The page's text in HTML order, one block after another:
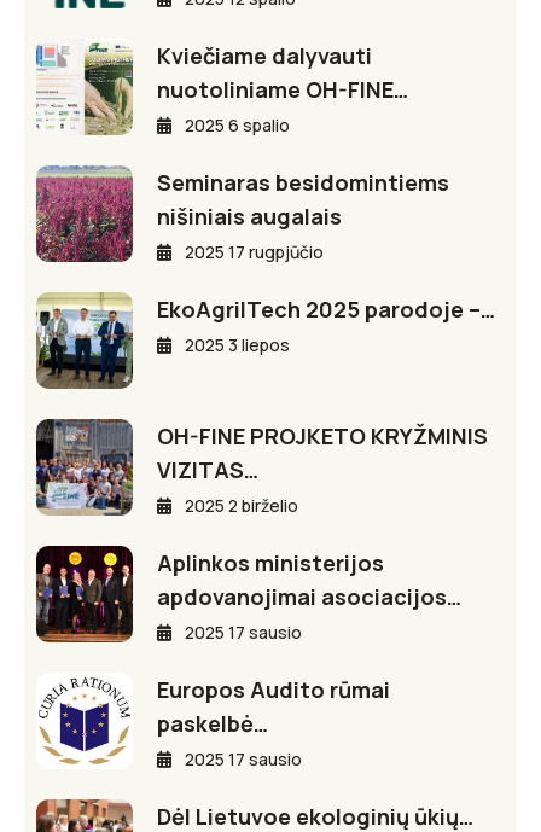
Kviečiame dalyvauti
nuotoliniame OH-FINE…
2025 6 spalio
Seminaras besidomintiems
nišiniais augalais
2025 17 rugpjūčio
EkoAgriITech 2025 parodoje –…
2025 3 liepos
OH-FINE PROJKETO KRYŽMINIS
VIZITAS…
2025 2 birželio
Aplinkos ministerijos
apdovanojimai asociacijos…
2025 17 sausio
Europos Audito rūmai
paskelbė…
2025 17 sausio
Dėl Lietuvoe ekologinių ūkių…